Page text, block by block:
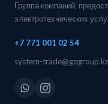
Группа компаний,
электротехнических
+7 771 001 02 54
system-trade@gqgroup.kz